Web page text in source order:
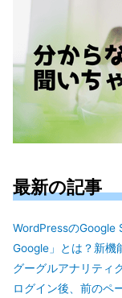
最新の記事
WordPressのGoogle
Google」とは？新機
グーグルアナリティ
ログイン後、前のペ